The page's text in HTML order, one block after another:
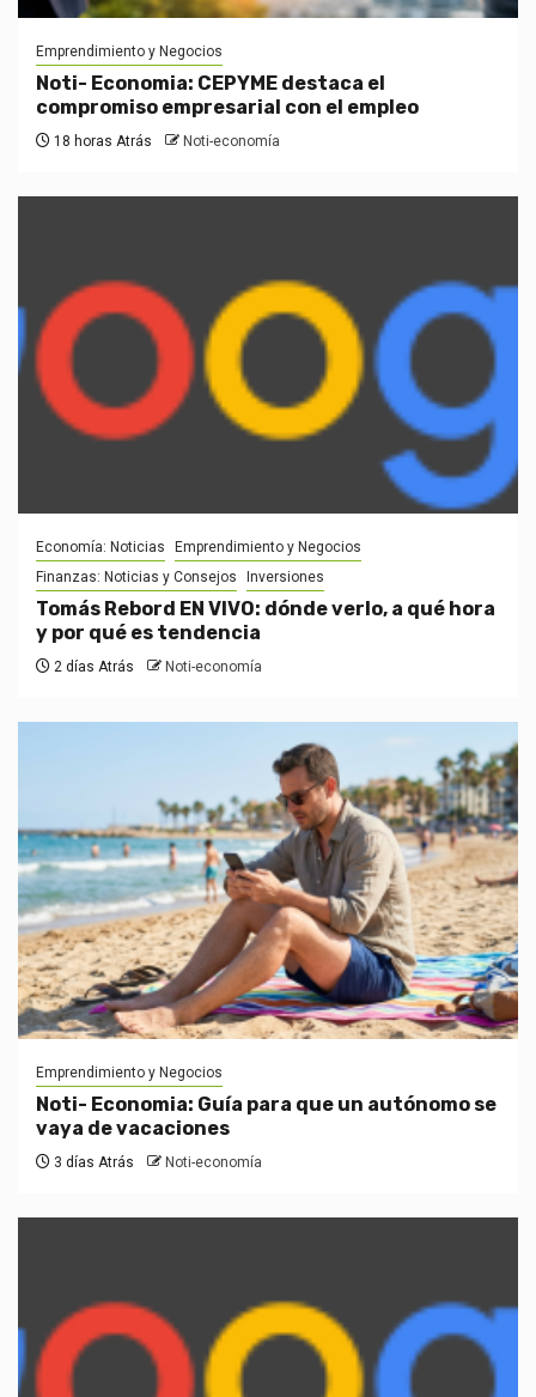
Emprendimiento y Negocios
Noti- Economia: CEPYME destaca el
compromiso empresarial con el empleo
18 horas Atrás Noti-economía
Economía: Noticias
Emprendimiento y Negocios
Finanzas: Noticias y Consejos
Inversiones
Tomás Rebord EN VIVO: dónde verlo, a qué hora
y por qué es tendencia
2 días Atrás Noti-economía
Emprendimiento y Negocios
Noti- Economia: Guía para que un autónomo se
vaya de vacaciones
3 días Atrás Noti-economía